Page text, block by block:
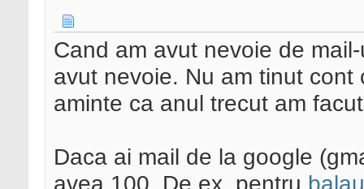
Cand am avut nevoie de
avut nevoie. Nu am tinut
aminte ca anul trecut am
Daca ai mail de la google
avea 100. De ex, pentru